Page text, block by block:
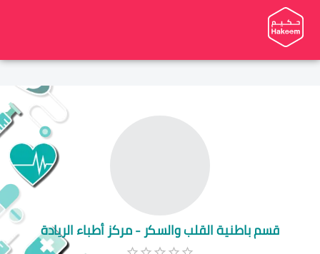
قسم باطنية القلب والسكر - مركز أطباء الريادة